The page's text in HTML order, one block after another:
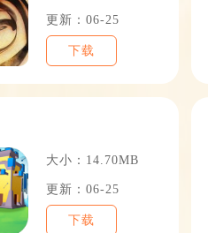
更新：06-25
下载
大小：14.70MB
更新：06-25
下载